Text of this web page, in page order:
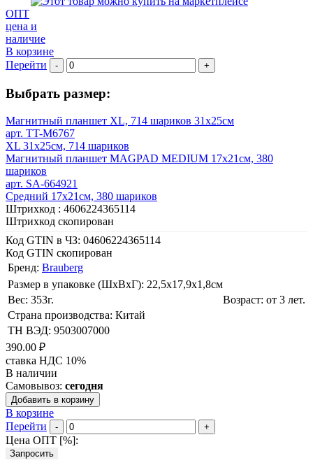
ОПТ
цена и
наличие
В корзине
Перейти
- +
Выбрать размер:
Магнитный планшет XL, 714 шариков 31х25см
арт. TT-M6767
XL 31х25см, 714 шариков
Магнитный планшет MAGPAD MEDIUM 17х21см, 380
шариков
арт. SA-664921
Средний 17х21см, 380 шариков
Штрихкод : 4606224365114
Штрихкод скопирован
Код GTIN в ЧЗ: 04606224365114
Код GTIN скопирован
Бренд: Brauberg
Размер в упаковке (ШхВxГ): 22,5х17,9х1,8cм
Вес: 353г.
Возраст: от 3 лет.
Страна производства: Китай
ТН ВЭД: 9503007000
390.00 ₽
ставка НДС 10%
В наличии
Самовывоз: сегодня
Добавить в корзину
В корзине
Перейти
- +
Цена ОПТ [%]:
Запросить